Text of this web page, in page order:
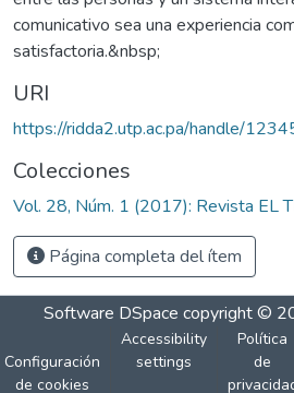
comunicativo sea una experiencia
satisfactoria.&nbsp;
URI
https://ridda2.utp.ac.pa/handle/
Colecciones
Vol. 28, Núm. 1 (2017): Revista EL
Página completa del ítem
Software DSpace copyright ©
Configuración
de cookies
Accessibility
settings
Política
de